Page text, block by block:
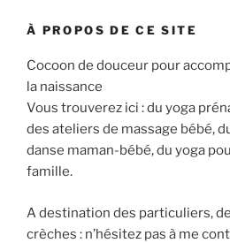
À PROPOS DE CE SITE
Cocoon de douceur pour
la naissance
Vous trouverez ici : du yoga
des ateliers de massage bébé,
danse maman-bébé, du yoga
famille.
A destination des particuliers,
crèches : n’hésitez pas à me